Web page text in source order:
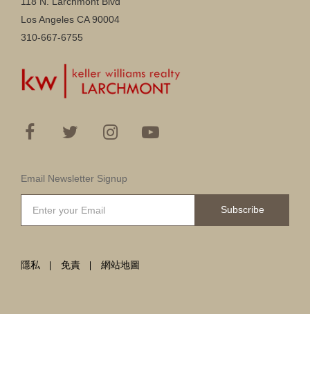
Los Angeles CA 90004
310-667-6755
Email Newsletter Signup
Subscribe
隱私 免責 網站地圖